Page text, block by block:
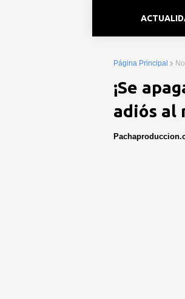
Página Principal
¡Se
adiós al